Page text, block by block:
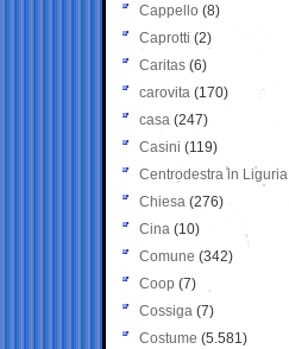
Cappello (8)
Caprotti (2)
Caritas (6)
carovita (170)
casa (247)
Casini (119)
Centrodestra in Liguria
Chiesa (276)
Cina (10)
Comune (342)
Coop (7)
Cossiga (7)
Costume (5.581)